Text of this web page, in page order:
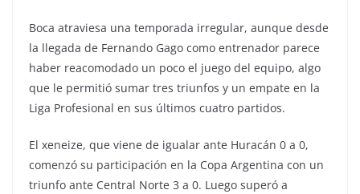
Boca atraviesa una temporada irregular, aunque desde
la llegada de Fernando Gago como entrenador parece
haber reacomodado un poco el juego del equipo, algo
que le permitió sumar tres triunfos y un empate en la
Liga Profesional en sus últimos cuatro partidos.
El xeneize, que viene de igualar ante Huracán 0 a 0,
comenzó su participación en la Copa Argentina con un
triunfo ante Central Norte 3 a 0. Luego superó a